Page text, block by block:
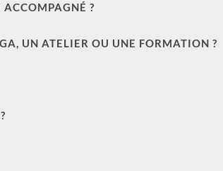
ACCOMPAGNÉ ?
UN ATELIER OU UNE FORMATION ?